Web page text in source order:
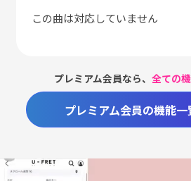
この曲は対応していません
プレミアム会員なら、全ての
プレミアム会員の機能